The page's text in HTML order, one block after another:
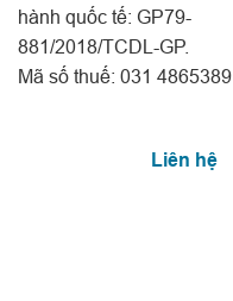
hành quốc tế: GP79-
881/2018/TCDL-GP.
Mã số thuế: 031 4865389
Liên hệ